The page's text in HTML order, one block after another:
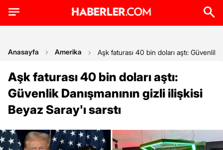
Anasayfa Amerika Aşk faturası 40 bin doları aştı: Güvenlik
Aşk faturası 40 bin doları aştı:
Güvenlik Danışmanının gizli ilişkisi
Beyaz Saray'ı sarstı